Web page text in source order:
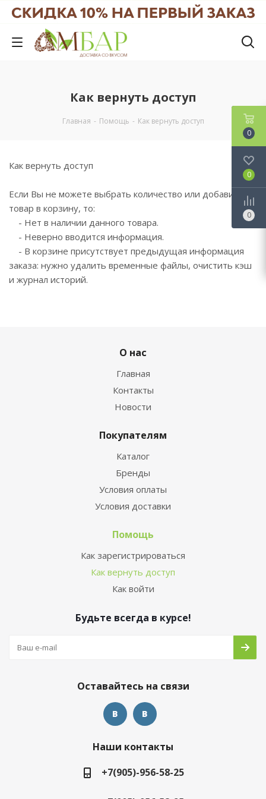
Как вернуть доступ
Главная - Помощь - Как вернуть доступ
Как вернуть доступ
Если Вы не можете выбрать количество или добавить
товар в корзину, то:
- Нет в наличии данного товара.
- Неверно вводится информация.
- В корзине присутствует предыдущая информация
заказа: нужно удалить временные файлы, очистить кэш
и журнал историй.
О нас
Главная
Контакты
Новости
Покупателям
Каталог
Бренды
Условия оплаты
Условия доставки
Помощь
Как зарегистрироваться
Как вернуть доступ
Как войти
Будьте всегда в курсе!
Оставайтесь на связи
Наши контакты
+7(905)-956-58-25
0
0
0